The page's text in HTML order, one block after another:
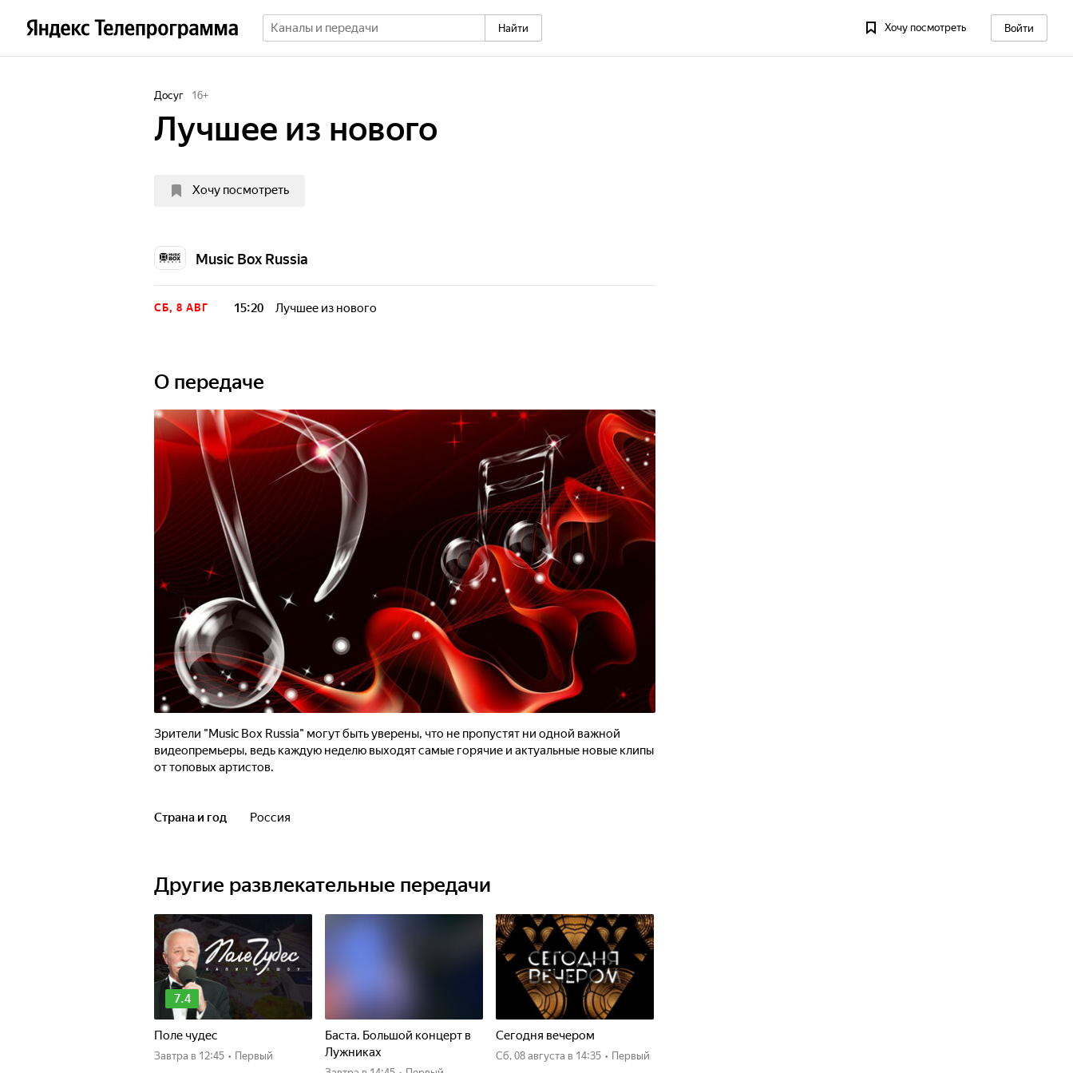
Найти Хочу посмотреть Войти
Досуг 16+
Лучшее из нового
Хочу посмотреть
Music Box Russia
СБ, 8 АВГ 15:20 Лучшее из нового
О передаче
Зрители "Music Box Russia" могут быть уверены, что не пропустят ни одной важной
видеопремьеры, ведь каждую неделю выходят самые горячие и актуальные новые клипы
от топовых артистов.
Страна и год Россия
Другие развлекательные передачи
7.4
Поле чудес
Завтра в 12:45 • Первый
Баста. Большой концерт в
Лужниках
Сегодня вечером
сб, 08 августа в 14:35 • Первый